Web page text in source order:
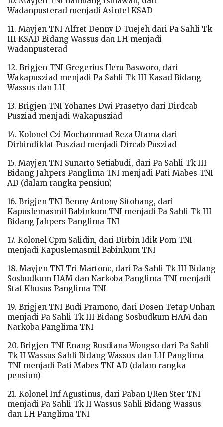
Wadanpusterad menjadi Asintel KSAD
11. Mayjen TNI Alfret Denny D Tuejeh dari Pa Sahli Tk
III KSAD Bidang Wassus dan LH menjadi
Wadanpusterad
12. Brigjen TNI Gregerius Heru Basworo, dari
Wakapusziad menjadi Pa Sahli Tk III Kasad Bidang
Wassus dan LH
13. Brigjen TNI Yohanes Dwi Prasetyo dari Dirdcab
Pusziad menjadi Wakapusziad
14. Kolonel Czi Mochammad Reza Utama dari
Dirbindiklat Pusziad menjadi Dircab Pusziad
15. Mayjen TNI Sunarto Setiabudi, dari Pa Sahli Tk III
Bidang Jahpers Panglima TNI menjadi Pati Mabes TNI
AD (dalam rangka pensiun)
16. Brigjen TNI Benny Antony Sitohang, dari
Kapuslemasmil Babinkum TNI menjadi Pa Sahli Tk III
Bidang Jahpers Panglima TNI
17. Kolonel Cpm Salidin, dari Dirbin Idik Pom TNI
menjadi Kapuslemasmil Babinkum TNI
18. Mayjen TNI Tri Martono, dari Pa Sahli Tk III Bidang
Sosbudkum HAM dan Narkoba Panglima TNI menjadi
Staf Khusus Panglima TNI
19. Brigjen TNI Budi Pramono, dari Dosen Tetap Unhan
menjadi Pa Sahli Tk III Bidang Sosbudkum HAM dan
Narkoba Panglima TNI
20. Brigjen TNI Enang Rusdiana Wongso dari Pa Sahli
Tk II Wassus Sahli Bidang Wassus dan LH Panglima
TNI menjadi Pati Mabes TNI AD (dalam rangka
pensiun)
21. Kolonel Inf Agustinus, dari Paban I/Ren Ster TNI
menjadi Pa Sahli Tk II Wassus Sahli Bidang Wassus
dan LH Panglima TNI